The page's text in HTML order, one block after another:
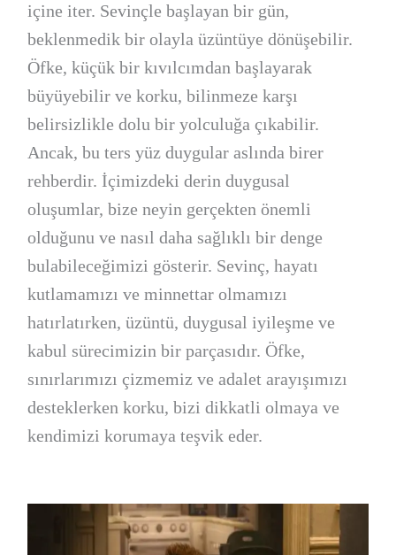
içine iter. Sevinçle başlayan bir gün,
beklenmedik bir olayla üzüntüye dönüşebilir.
Öfke, küçük bir kıvılcımdan başlayarak
büyüyebilir ve korku, bilinmeze karşı
belirsizlikle dolu bir yolculuğa çıkabilir.
Ancak, bu ters yüz duygular aslında birer
rehberdir. İçimizdeki derin duygusal
oluşumlar, bize neyin gerçekten önemli
olduğunu ve nasıl daha sağlıklı bir denge
bulabileceğimizi gösterir. Sevinç, hayatı
kutlamamızı ve minnettar olmamızı
hatırlatırken, üzüntü, duygusal iyileşme ve
kabul sürecimizin bir parçasıdır. Öfke,
sınırlarımızı çizmemiz ve adalet arayışımızı
desteklerken korku, bizi dikkatli olmaya ve
kendimizi korumaya teşvik eder.